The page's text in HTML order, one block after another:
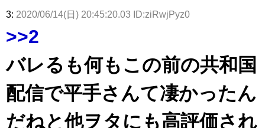
3: 2020/06/14(日) 20:45:20.03 ID:ziRwjPyz0
>>2
バレるも何もこの前の共和国
配信で平手さんて凄かったん
だねと他ヲタにも高評価され